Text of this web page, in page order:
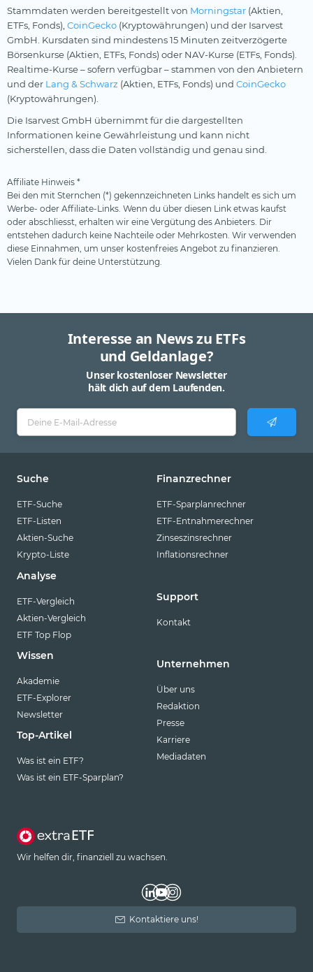
Stammdaten werden bereitgestellt von Morningstar (Aktien,
ETFs, Fonds), CoinGecko (Kryptowährungen) und der Isarvest
GmbH. Kursdaten sind mindestens 15 Minuten zeitverzögerte
Börsenkurse (Aktien, ETFs, Fonds) oder NAV-Kurse (ETFs, Fonds).
Realtime-Kurse – sofern verfügbar – stammen von den Anbietern
und der Lang & Schwarz (Aktien, ETFs, Fonds) und CoinGecko
(Kryptowährungen).
Die Isarvest GmbH übernimmt für die dargestellten
Informationen keine Gewährleistung und kann nicht
sicherstellen, dass die Daten vollständig und genau sind.
Affiliate Hinweis *
Bei den mit Sternchen (*) gekennzeichneten Links handelt es sich um
Werbe- oder Affiliate-Links. Wenn du über diesen Link etwas kaufst
oder abschliesst, erhalten wir eine Vergütung des Anbieters. Dir
entstehen dadurch keine Nachteile oder Mehrkosten. Wir verwenden
diese Einnahmen, um unser kostenfreies Angebot zu finanzieren.
Vielen Dank für deine Unterstützung.
Interesse an News zu ETFs
und Geldanlage?
Unser kostenloser Newsletter
hält dich auf dem Laufenden.
Suche
ETF-Suche
ETF-Listen
Aktien-Suche
Krypto-Liste
Analyse
ETF-Vergleich
Aktien-Vergleich
ETF Top Flop
Wissen
Akademie
ETF-Explorer
Newsletter
Top-Artikel
Was ist ein ETF?
Was ist ein ETF-Sparplan?
Finanzrechner
ETF-Sparplanrechner
ETF-Entnahmerechner
Zinseszinsrechner
Inflationsrechner
Support
Kontakt
Unternehmen
Über uns
Redaktion
Presse
Karriere
Mediadaten
Wir helfen dir, finanziell zu wachsen.
Kontaktiere uns!